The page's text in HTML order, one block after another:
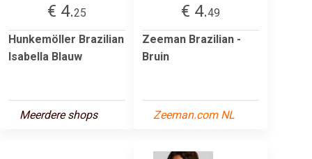
€ 4.25
Hunkemöller Brazilian
Isabella Blauw
Meerdere shops
€ 4.49
Zeeman Brazilian -
Bruin
Zeeman.com NL